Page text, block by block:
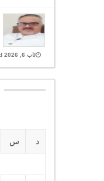
ئاب 6, 2026 Closed
د س